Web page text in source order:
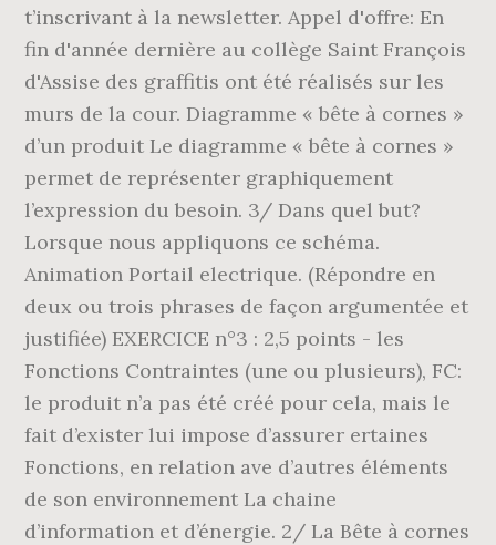
t’inscrivant à la newsletter. Appel d'offre: En
fin d'année dernière au collège Saint François
d'Assise des graffitis ont été réalisés sur les
murs de la cour. Diagramme « bête à cornes »
d’un produit Le diagramme « bête à cornes »
permet de représenter graphiquement
l’expression du besoin. 3/ Dans quel but?
Lorsque nous appliquons ce schéma.
Animation Portail electrique. (Répondre en
deux ou trois phrases de façon argumentée et
justifiée) EXERCICE n°3 : 2,5 points - les
Fonctions Contraintes (une ou plusieurs), FC:
le produit n’a pas été créé pour cela, mais le
fait d’exister lui impose d’assurer ertaines
Fonctions, en relation ave d’autres éléments
de son environnement La chaine
d’information et d’énergie. 2/ La Bête à cornes